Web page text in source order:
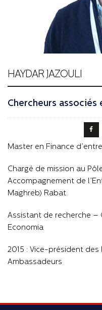
HAYDAR JAZOULI
Chercheurs associés
Master en Finance
Chargé de mission au
Accompagnement de
Maghreb) Rabat.
Assistant de recherche –
Economia
2015 : Vice-président des
Ambassadeurs